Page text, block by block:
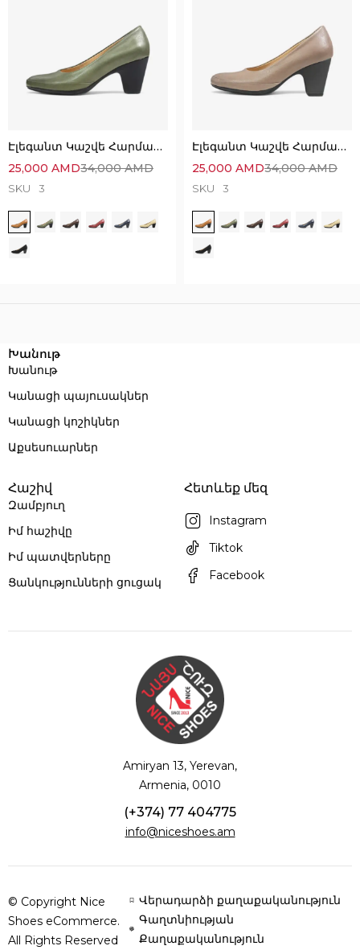
Էլեգանտ Կաշվե Հարմարավետ Կոշիկներ
34,000AMD
25,000 AMD
SKU 3
Էլեգանտ Կաշվե Հարմարավետ Կոշիկներ
34,000AMD
25,000 AMD
SKU 3
Խանութ
Խանութ
Կանացի պայուսակներ
Կանացի կոշիկներ
Աքսեսուարներ
Հաշիվ
Զամբյուղ
Իմ հաշիվը
Իմ պատվերները
Ցանկությունների ցուցակ
Հետևեք մեզ
Instagram
Tiktok
Facebook
Amiryan 13, Yerevan,
Armenia, 0010
(+374) 77 404775
info@niceshoes.am
© Copyright Nice
Shoes eCommerce.
All Rights Reserved
Վերադարձի քաղաքականություն
Գաղտնիության
Քաղաքականություն